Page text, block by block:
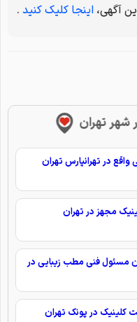
آگهی، اینجا کلیک کنید .
شهر تهران
در تهرانپارس تهران
مجهز در تهران
مسئول فنی مطب زیبایی در
کلینیک در پونک تهران